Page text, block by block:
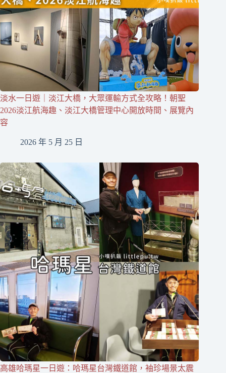
淡水一日遊｜淡江大橋，大眾運輸方式全攻略！朝聖
2026淡江航海趣、淡江大橋管理中心開放時間、展覽內
容
2026 年 5 月 25 日
高雄哈瑪星一日遊：哈瑪星台灣鐵道館，袖珍場景太震